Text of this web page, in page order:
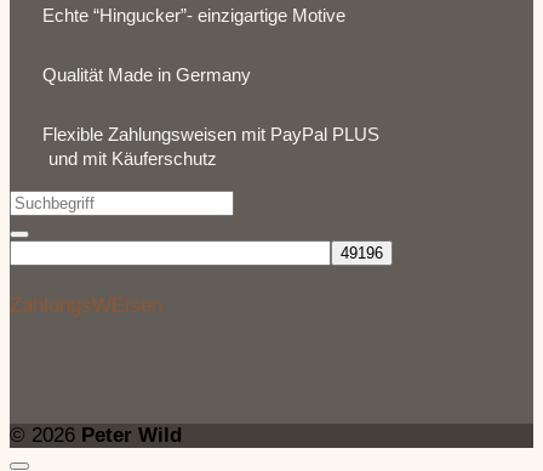
Echte “Hingucker”- einzigartige Motive
Qualität Made in Germany
Flexible Zahlungsweisen mit PayPal PLUS
und mit Käuferschutz
ZahlungsWEisen
© 2026 Peter Wild